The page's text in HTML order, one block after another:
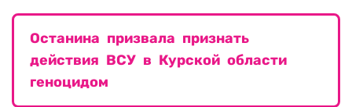
Останина призвала признать
действия ВСУ в Курской области
геноцидом